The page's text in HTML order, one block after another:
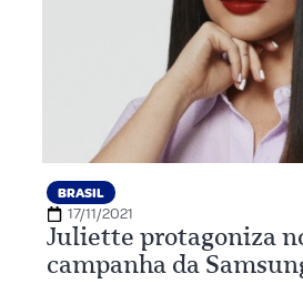
BRASIL
17/11/2021
Juliette protagoniza
campanha da